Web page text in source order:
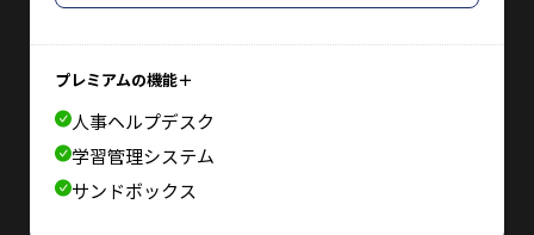
プレミアムの機能＋
人事ヘルプデスク
学習管理システム
サンドボックス